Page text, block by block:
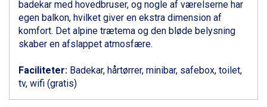
Livigno fra DKK 4.145
Ponte di Legno fra DKK 4.745
Bad Gastein fra DKK 4.195
Alleghe fra DKK 5.595
Arabba fra DKK 7.045
La Thuile fra DKK 4.595
Val Thorens fra DKK 5.395
badekar med hovedbruser, og nogle af værelserne har
egen balkon, hvilket giver en ekstra dimension af
komfort. Det alpine trætema og den bløde belysning
skaber en afslappet atmosfære.
Faciliteter: Badekar, hårtørrer, minibar, safebox, toilet,
tv, wifi (gratis)